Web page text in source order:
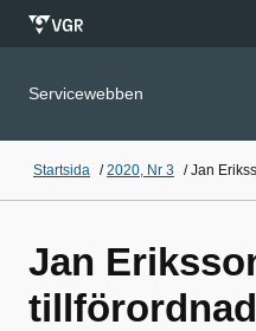
Servicewebben
Startsida /2020, Nr 3 /Jan
Jan
tillförordnad